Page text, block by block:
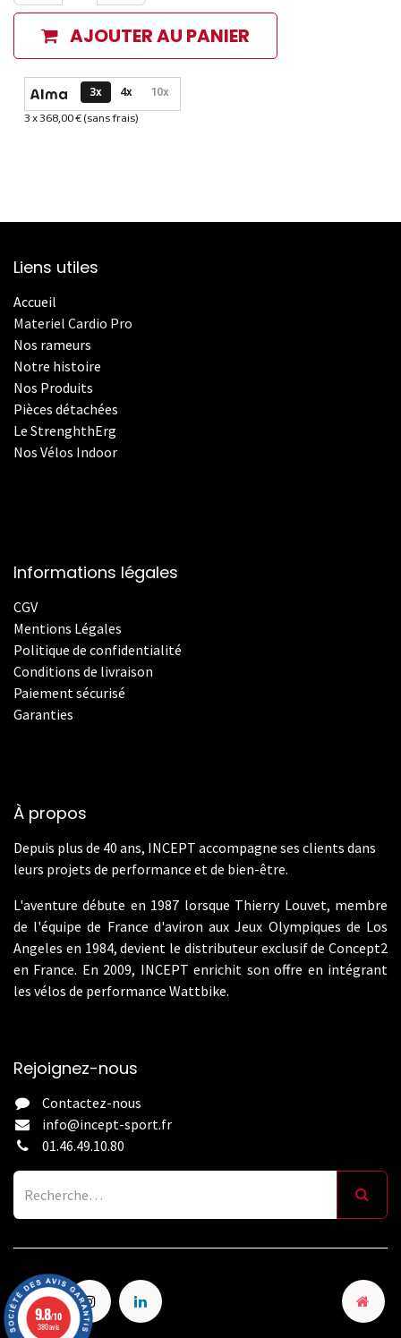
AJOUTER AU PANIER
Options de paiement disponibles
3x 4x 10x
Informations sur le plan de paiement sélectionné
3 x 368,00 € (sans frais)
Liens utiles
Accueil
Materiel Cardio Pro
Nos rameurs
Notre histoire
Nos Produits
Pièces détachées
Le StrenghthErg
Nos Vélos Indoor
Informations légales
CGV
Mentions Légales
Politique de confidentialité
Conditions de livraison
Paiement sécurisé
Garanties
À propos
Depuis plus de 40 ans, INCEPT accompagne ses clients dans
leurs projets de performance et de bien-être.
L'aventure débute en 1987 lorsque Thierry Louvet, membre
de l'équipe de France d'aviron aux Jeux Olympiques de Los
Angeles en 1984, devient le distributeur exclusif de Concept2
en France. En 2009, INCEPT enrichit son offre en intégrant
les vélos de performance Wattbike.
Rejoignez-nous
Contactez-nous
info@incept-sport.fr
01.46.49.10.80
9.8/10
380 avis